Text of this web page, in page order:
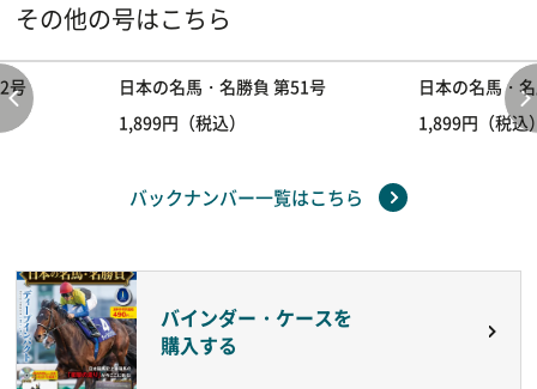
その他の号はこちら
号
日本の名馬・名勝負 第51号
1,899円（税込）
日本の名馬・
1,899円（税込
バックナンバー一覧はこちら
バインダー・ケースを
購入する